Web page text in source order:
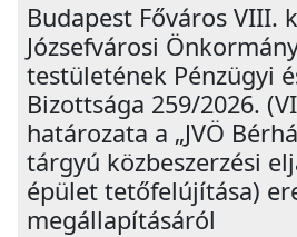
Budapest Főváros VIII.
Józsefvárosi
testületének Pénzügyi
Bizottsága 259/2026.
határozata a „JVÖ
tárgyú közbeszerzési
épület tetőfelújítása)
megállapításáról